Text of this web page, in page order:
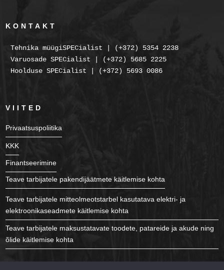
KONTAKT
Tehnika müügiSPECialist | (+372) 5354 2238
Varuosade SPECialist | (+372) 5685 2225
Hoolduse SPECialist | (+372) 5693 0086
VIITED
Privaatsuspoliitika
KKK
Finantseerimine
Teave tarbijatele pakendijäätmete käitlemise kohta
Teave tarbijatele mitteolmeotstarbel kasutatava elektri- ja
elektroonikaseadmete käitlemise kohta
Teave tarbijatele maksustatavate toodete, patareide ja akude ning
õlide käitlemise kohta